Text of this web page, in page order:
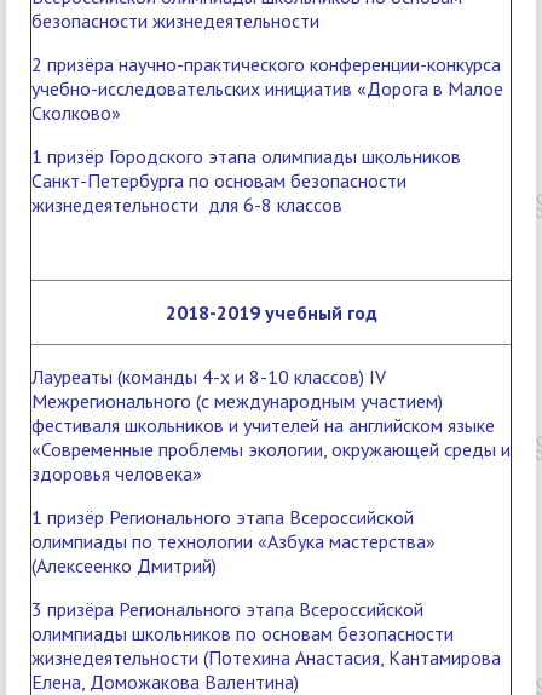
безопасности жизнедеятельности
2 призёра научно-практического конференции-конкурса
учебно-исследовательских инициатив «Дорога в Малое
Сколково»
1 призёр Городского этапа олимпиады школьников
Санкт-Петербурга по основам безопасности
жизнедеятельности для 6-8 классов
2018-2019 учебный год
Лауреаты (команды 4-х и 8-10 классов) IV
Межрегионального (с международным участием)
фестиваля школьников и учителей на английском языке
«Современные проблемы экологии, окружающей среды и
здоровья человека»
1 призёр Регионального этапа Всероссийской
олимпиады по технологии «Азбука мастерства»
(Алексеенко Дмитрий)
3 призёра Регионального этапа Всероссийской
олимпиады школьников по основам безопасности
жизнедеятельности (Потехина Анастасия, Кантамирова
Елена, Доможакова Валентина)